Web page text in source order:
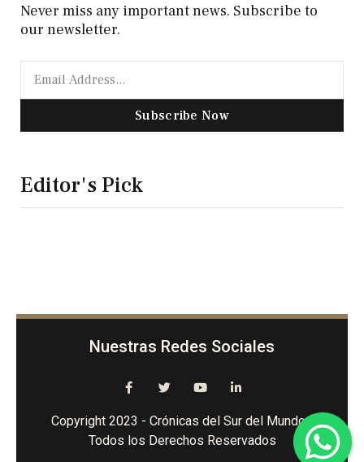
Never miss any important news. Subscribe to
our newsletter.
Subscribe Now
Editor's Pick
Nuestras Redes Sociales
Copyright 2023 - Crónicas del Sur del Mundo -
Todos los Derechos Reservados